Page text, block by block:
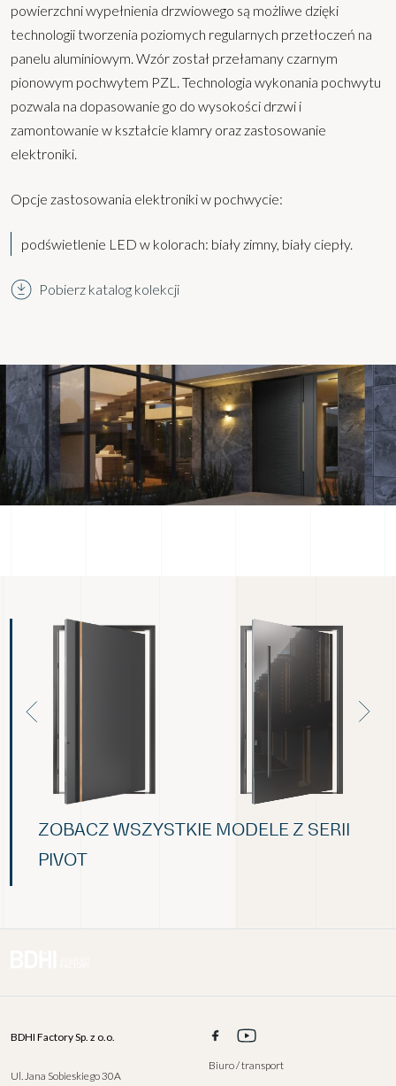
powierzchni wypełnienia drzwiowego są możliwe dzięki
technologii tworzenia poziomych regularnych przetłoczeń na
panelu aluminiowym. Wzór został przełamany czarnym
pionowym pochwytem PZL. Technologia wykonania pochwytu
pozwala na dopasowanie go do wysokości drzwi i
zamontowanie w kształcie klamry oraz zastosowanie
elektroniki.
Opcje zastosowania elektroniki w pochwycie:
podświetlenie LED w kolorach: biały zimny, biały ciepły.
Pobierz katalog kolekcji
ZOBACZ WSZYSTKIE MODELE Z SERII
PIVOT
BDHI Factory Sp. z o.o.
Ul. Jana Sobieskiego 30A
Biuro / transport